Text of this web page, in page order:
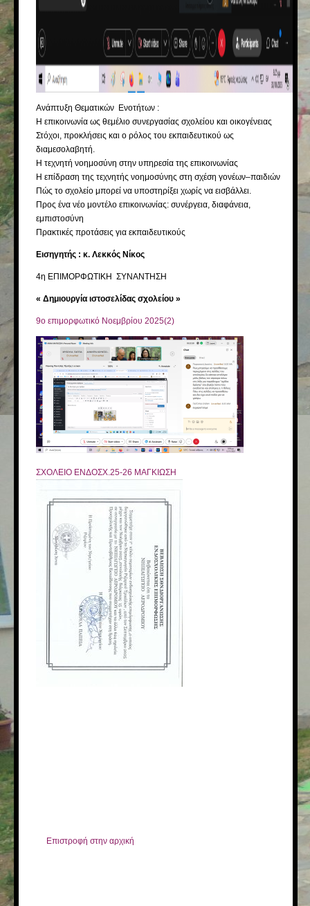
Ανάπτυξη Θεματικών Ενοτήτων :
Η επικοινωνία ως θεμέλιο συνεργασίας σχολείου και οικογένειας
Στόχοι, προκλήσεις και ο ρόλος του εκπαιδευτικού ως
διαμεσολαβητή.
Η τεχνητή νοημοσύνη στην υπηρεσία της επικοινωνίας
Η επίδραση της τεχνητής νοημοσύνης στη σχέση γονέων–παιδιών
Πώς το σχολείο μπορεί να υποστηρίξει χωρίς να εισβάλλει.
Προς ένα νέο μοντέλο επικοινωνίας: συνέργεια, διαφάνεια,
εμπιστοσύνη
Πρακτικές προτάσεις για εκπαιδευτικούς
Εισηγητής : κ. Λεκκός Νίκος
4η ΕΠΙΜΟΡΦΩΤΙΚΗ ΣΥΝΑΝΤΗΣΗ
« Δημιουργία ιστοσελίδας σχολείου »
9ο επιμορφωτικό Νοεμβρίου 2025(2)
ΣΧΟΛΕΙΟ ΕΝΔΟΣΧ.25-26 ΜΑΓΚΙΩΣΗ
Επιστροφή στην αρχική